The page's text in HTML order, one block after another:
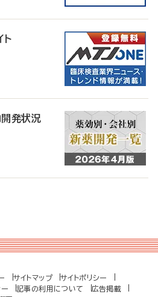
ト
開発状況
サイトマップ
サイトポリシー
ー 記事の利用について
広告掲載